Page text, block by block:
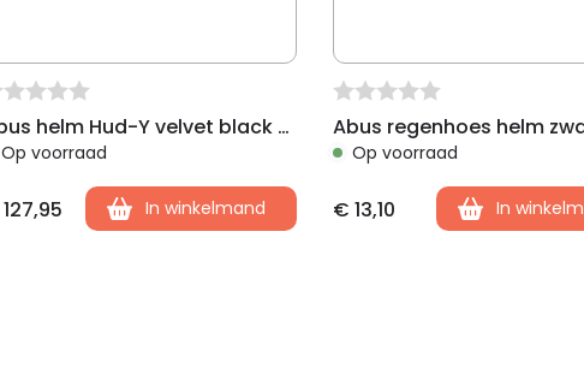
Abus helm Hud-Y velvet black S 48-54 cm
Op voorraad
127,95 In winkelmand
Abus regenhoes helm
Op voorraad
€ 13,10 In